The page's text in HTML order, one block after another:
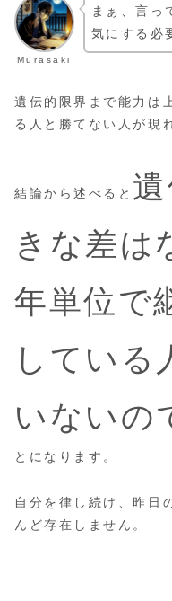
Murasaki
まぁ、言っ
気にする必
遺伝的限界まで能力は
る人と勝てない人が現
結論から述べると
きな差は
年単位で
している
いないの
とになります。
自分を律し続け、昨日
んど存在しません。